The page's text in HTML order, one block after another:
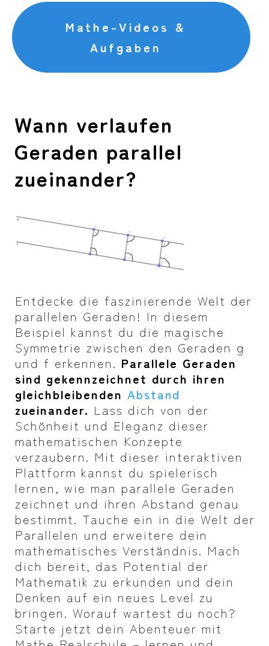
Mathe-Videos &
Aufgaben
Wann verlaufen
Geraden parallel
zueinander?
Entdecke die faszinierende Welt der
parallelen Geraden! In diesem
Beispiel kannst du die magische
Symmetrie zwischen den Geraden g
und f erkennen. Parallele Geraden
sind gekennzeichnet durch ihren
gleichbleibenden Abstand
zueinander. Lass dich von der
Schönheit und Eleganz dieser
mathematischen Konzepte
verzaubern. Mit dieser interaktiven
Plattform kannst du spielerisch
lernen, wie man parallele Geraden
zeichnet und ihren Abstand genau
bestimmt. Tauche ein in die Welt der
Parallelen und erweitere dein
mathematisches Verständnis. Mach
dich bereit, das Potential der
Mathematik zu erkunden und dein
Denken auf ein neues Level zu
bringen. Worauf wartest du noch?
Starte jetzt dein Abenteuer mit